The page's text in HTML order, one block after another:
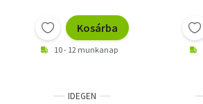
Kosárba
10 - 12 munkanap
IDEGEN